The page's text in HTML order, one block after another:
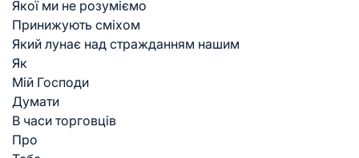
Якої ми не розуміємо
Принижують сміхом
Який лунає над стражданням нашим
Як
Мій Господи
Думати
В часи торговців
Про